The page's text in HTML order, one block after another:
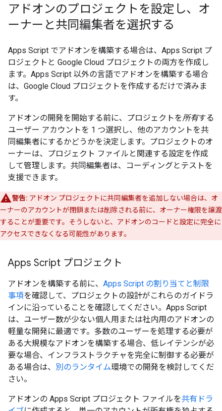
アドオンのプロジェクトを設定し、オ
ーナーと共同編集者を選択する
Apps Script でアドオンを構築する場合は、Apps Script プ
ロジェクトと Google Cloud プロジェクトの両方を作成し
ます。Apps Script 以外の言語でアドオンを構築する場合
は、Google Cloud プロジェクトを作成するだけで済みま
す。
アドオンの開発を開始する前に、プロジェクトを所有する
ユーザー アカウントを 1 つ選択し、他のアカウントを共
同編集者にするかどうかを決定します。プロジェクトのオ
ーナーは、プロジェクト ファイルと関連する設定を作成
して管理します。共同編集者は、コーディングとテストを
支援できます。
警告: アドオン プロジェクトに共同編集者を追加しない場合は、オ
ーナーのアカウントが閉鎖または削除される前に、オーナー権限を譲渡
することが重要です。そうしないと、アドオンのコードと設定に完全に
アクセスできなくなる可能性があります。
Apps Script プロジェクト
アドオンを構築する前に、 Apps Script の割り当てと制限
事項を確認して、プロジェクトの設計がこれらのガイドラ
インに沿っていることを確認してください。Apps Script
は、ユーザー数が少ない個人用または社内用のアドオンの
軽量な開発に最適です。多数のユーザーを処理する必要が
ある大規模なアドオンを構築する場合、低レイテンシが必
要な場合、インフラストラクチャを完全に制御する必要が
ある場合は、 別のランタイム環境での開発を検討してくだ
さい。
アドオンの Apps Script プロジェクト ファイルを共有ドラ